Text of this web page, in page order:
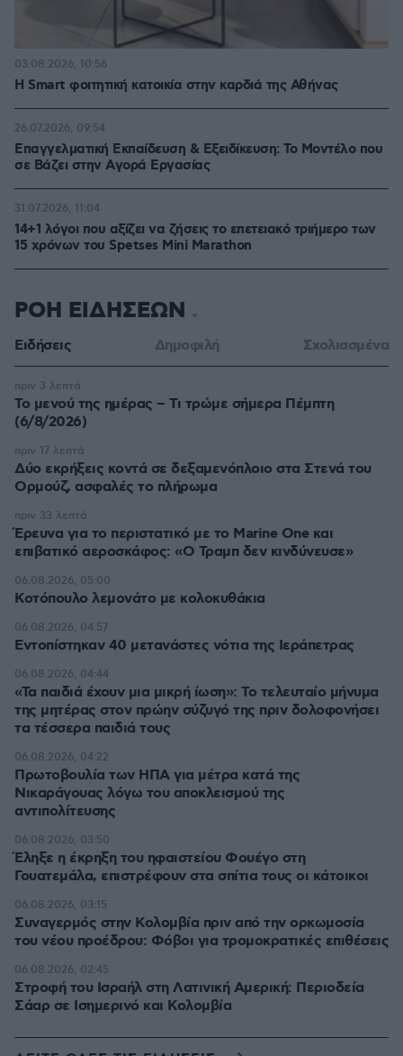
Η Smart φοιτητική κατοικία στην καρδιά της Αθήνας
03.08.2026, 10:56
Επαγγελματική Εκπαίδευση & Εξειδίκευση: Το Mοντέλο που
σε Bάζει στην Aγορά Eργασίας
26.07.2026, 09:54
14+1 λόγοι που αξίζει να ζήσεις το επετειακό τριήμερο των
15 χρόνων του Spetses Mini Marathon
31.07.2026, 11:04
ΡΟΗ ΕΙΔΗΣΕΩΝ
Ειδήσεις Δημοφιλή Σχολιασμένα
Το μενού της ημέρας – Τι τρώμε σήμερα Πέμπτη
(6/8/2026)
πριν 3 λεπτά
Δύο εκρήξεις κοντά σε δεξαμενόπλοιο στα Στενά του
Ορμούζ, ασφαλές το πλήρωμα
πριν 17 λεπτά
Έρευνα για το περιστατικό με το Marine One και
επιβατικό αεροσκάφος: «Ο Τραμπ δεν κινδύνευσε»
πριν 33 λεπτά
Κοτόπουλο λεμονάτο με κολοκυθάκια
06.08.2026, 05:00
Εντοπίστηκαν 40 μετανάστες νότια της Ιεράπετρας
06.08.2026, 04:57
«Τα παιδιά έχουν μια μικρή ίωση»: Το τελευταίο μήνυμα
της μητέρας στον πρώην σύζυγό της πριν δολοφονήσει
τα τέσσερα παιδιά τους
06.08.2026, 04:44
Πρωτοβουλία των ΗΠΑ για μέτρα κατά της
Νικαράγουας λόγω του αποκλεισμού της
αντιπολίτευσης
06.08.2026, 04:22
Έληξε η έκρηξη του ηφαιστείου Φουέγο στη
Γουατεμάλα, επιστρέφουν στα σπίτια τους οι κάτοικοι
06.08.2026, 03:50
Συναγερμός στην Κολομβία πριν από την ορκωμοσία
του νέου προέδρου: Φόβοι για τρομοκρατικές επιθέσεις
06.08.2026, 03:15
Στροφή του Ισραήλ στη Λατινική Αμερική: Περιοδεία
Σάαρ σε Ισημερινό και Κολομβία
06.08.2026, 02:45